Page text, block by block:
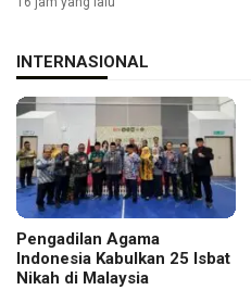
INTERNASIONAL
Pengadilan Agama
Indonesia Kabulkan 25 Isbat
Nikah di Malaysia